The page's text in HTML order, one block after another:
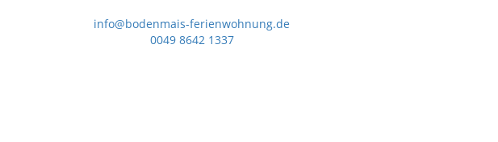
info@bodenmais-ferienwohnung.de
0049 8642 1337